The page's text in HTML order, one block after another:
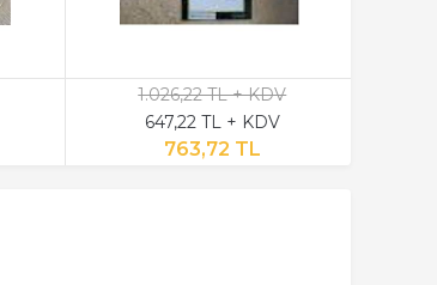
1.026,22 TL + KDV
647,22 TL + KDV
763,72 TL